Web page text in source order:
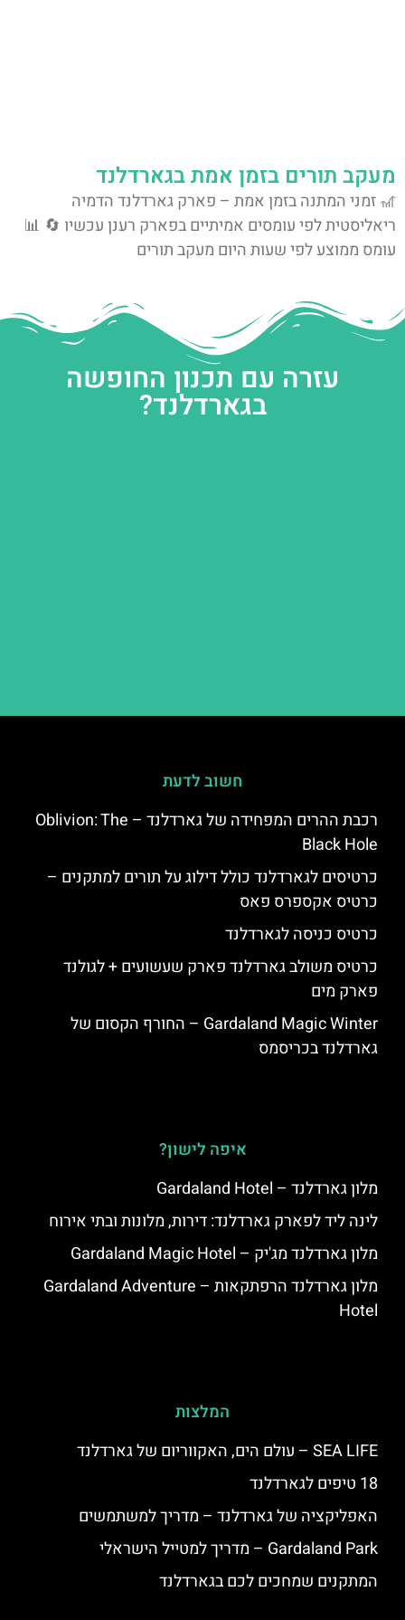
מעקב תורים בזמן אמת בגארדלנד
🎢 זמני המתנה בזמן אמת – פארק גארדלנד הדמיה
ריאליסטית לפי עומסים אמיתיים בפארק רענן עכשיו 🔄 📊
עומס ממוצע לפי שעות היום מעקב תורים
עזרה עם תכנון החופשה
בגארדלנד?
חשוב לדעת
רכבת ההרים המפחידה של גארדלנד – Oblivion: The
Black Hole
כרטיסים לגארדלנד כולל דילוג על תורים למתקנים –
כרטיס אקספרס פאס
כרטיס כניסה לגארדלנד
כרטיס משולב גארדלנד פארק שעשועים + לגולנד
פארק מים
Gardaland Magic Winter – החורף הקסום של
גארדלנד בכריסמס
איפה לישון?
מלון גארדלנד – Gardaland Hotel
לינה ליד לפארק גארדלנד: דירות, מלונות ובתי אירוח
מלון גארדלנד מג'יק – Gardaland Magic Hotel
מלון גארדלנד הרפתקאות – Gardaland Adventure
Hotel
המלצות
SEA LIFE – עולם הים, האקווריום של גארדלנד
18 טיפים לגארדלנד
האפליקציה של גארדלנד – מדריך למשתמשים
Gardaland Park – מדריך למטייל הישראלי
המתקנים שמחכים לכם בגארדלנד